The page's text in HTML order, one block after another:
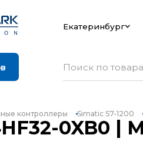
Екатеринбург
контроллеры Simatic S7-1200
0XB0 |